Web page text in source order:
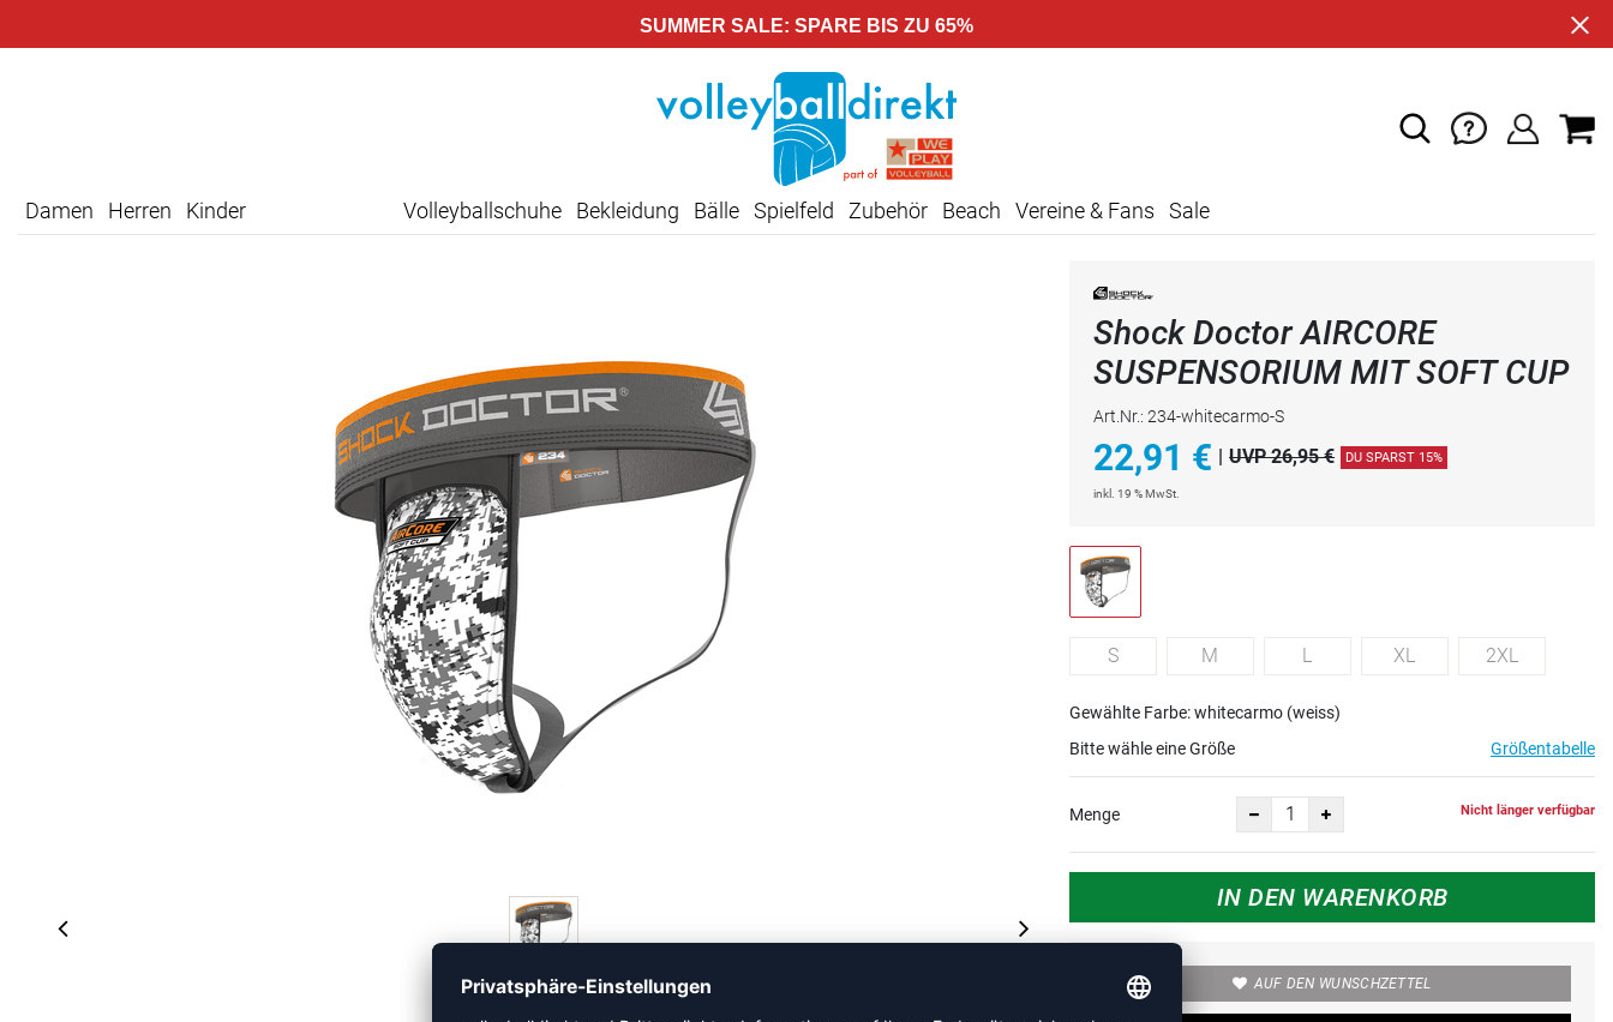
SUMMER SALE: SPARE BIS ZU 65%
Damen Herren Kinder Volleyballschuhe Bekleidung Bälle Spielfeld Zubehör Beach Vereine & Fans Sale
Shock Doctor AIRCORE
SUSPENSORIUM MIT SOFT CUP
Art.Nr.: 234-whitecarmo-S
22,91 € UVP 26,95 € DU SPARST 15%
inkl. 19 % MwSt.
S M L XL 2XL
Gewählte Farbe: whitecarmo (weiss)
Bitte wähle eine Größe
Größentabelle
Menge Nicht länger verfügbar
IN DEN WARENKORB
AUF DEN WUNSCHZETTEL